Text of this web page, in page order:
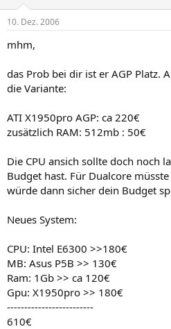
10. Dez. 2006
mhm,
das Prob bei dir ist er AGP Platz.
die Variante:
ATI X1950pro AGP: ca 220€
zusätzlich RAM: 512mb : 50€
Die CPU ansich sollte doch noch
Budget hast. Für Dualcore
würde dann sicher dein Budget
Neues System:
CPU: Intel E6300 >>180€
MB: Asus P5B >> 130€
Ram: 1Gb >> ca 120€
Gpu: X1950pro >> 180€
-------------------------
610€